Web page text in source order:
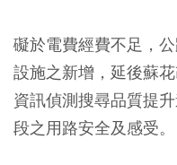
礙於電費經費不足，
設施之新增，延後蘇
資訊偵測搜尋品質提
段之用路安全及感受。